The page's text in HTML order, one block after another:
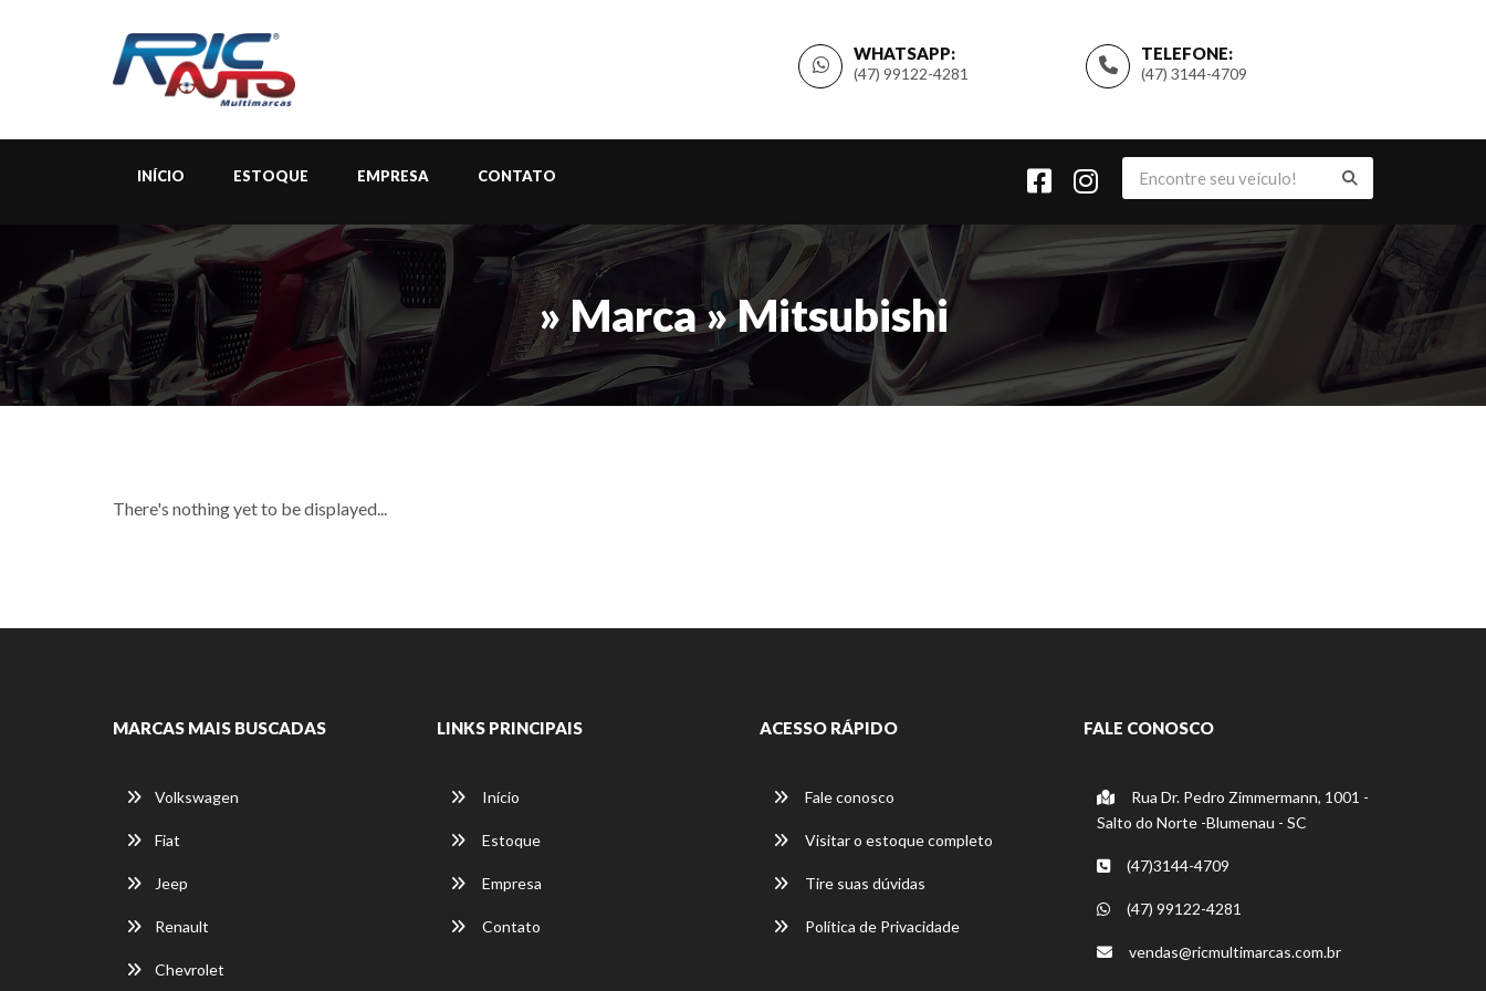
TELEFONE:
(47) 3144-4709
WHATSAPP:
(47) 99122-4281
INÍCIO ESTOQUE EMPRESA CONTATO
» Marca » Mitsubishi
There's nothing yet to be displayed...
MARCAS MAIS BUSCADAS
Volkswagen
Fiat
Jeep
Renault
Chevrolet
LINKS PRINCIPAIS
Início
Estoque
Empresa
Contato
ACESSO RÁPIDO
Fale conosco
Visitar o estoque completo
Tire suas dúvidas
Política de Privacidade
FALE CONOSCO
Rua Dr. Pedro Zimmermann, 1001 -
Salto do Norte -Blumenau - SC
(47)3144-4709
(47) 99122-4281
vendas@ricmultimarcas.com.br